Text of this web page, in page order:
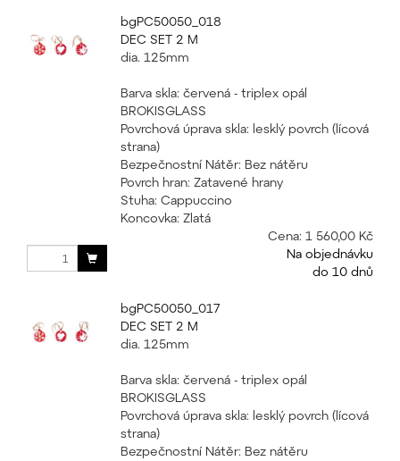
bgPC50050_018
DEC SET 2 M
dia. 125mm
Barva skla: červená - triplex opál
BROKISGLASS
Povrchová úprava skla: lesklý povrch (lícová
strana)
Bezpečnostní Nátěr: Bez nátěru
Povrch hran: Zatavené hrany
Stuha: Cappuccino
Koncovka: Zlatá
Cena: 1 560,00 Kč
Na objednávku
do 10 dnů
bgPC50050_017
DEC SET 2 M
dia. 125mm
Barva skla: červená - triplex opál
BROKISGLASS
Povrchová úprava skla: lesklý povrch (lícová
strana)
Bezpečnostní Nátěr: Bez nátěru